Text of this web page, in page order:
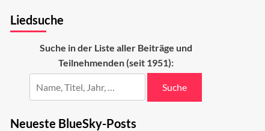
Liedsuche
Suche in der Liste aller Beiträge und
Teilnehmenden (seit 1951):
Suche
Neueste BlueSky-Posts